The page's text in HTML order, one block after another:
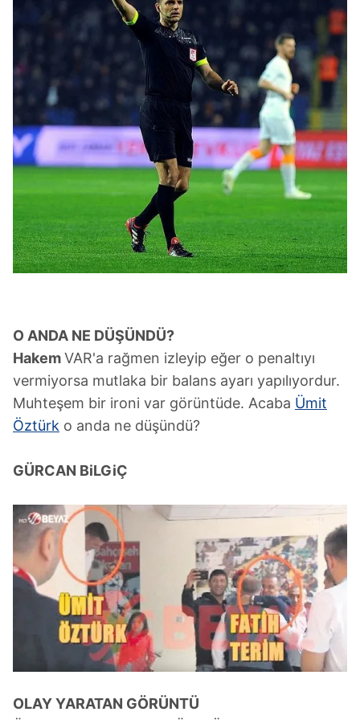
gösterilmeyecektir."
Sizlere daha iyi bir hizmet sunabilmek için İnternet
Sitemizde kendimize ve üçüncü kişilere ait çerezler
kullanılmaktadır. Bu çerezler vasıtasıyla çeşitli kişisel
verileriniz işlenmekte olup gerekli olan çerezler bilgi
toplumu hizmetlerinin sunulması amacıyla
kullanılmaktadır. Diğer çerezler, sitemizin daha işlevsel
kılınması ve kişiselleştirilmesi ve sizlere yönelik
reklam/pazarlama faaliyetlerinin yapılması, amaçlarıyla
sınırlı olarak açık rızanız dahilinde kullanılacaktır.
Çerezlere ilişkin tercihlerinizi aşağıda yer alan panel
vasıtasıyla belirleyebilirsiniz. Çerezlere ilişkin detaylı bilgi
6698 sayılı Kişisel Verilerin Korunması Kanunu uyarınca
hazırlanmış Aydınlatma Metnimizi okumak ve sitemizde
ilgili mevzuata uygun olarak kullanılan çerezlerle ilgili bilgi
almak için lütfen tıklayınız.
O ANDA NE DÜŞÜNDÜ?
HakemVAR'a rağmen izleyip eğer o penaltıyı
vermiyorsa mutlaka bir balans ayarı yapılıyordur.
Muhteşem bir ironi var görüntüde. Acaba Ümit
Öztürk o anda ne düşündü?
GÜRCAN BiLGiÇ
OLAY YARATAN GÖRÜNTÜ